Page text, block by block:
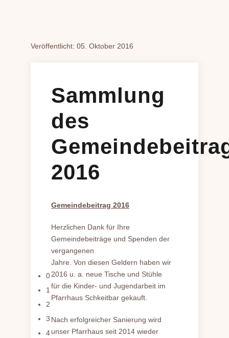
0
1
2
3
4
Veröffentlicht: 05. Oktober 2016
Sammlung
des
2016
Gemeindebeitrag 2016
Herzlichen Dank für Ihre
Gemeindebeiträge und Spenden der
vergangenen
Jahre. Von diesen Geldern haben wir
2016 u. a. neue Tische und Stühle
für die Kinder- und Jugendarbeit im
Pfarrhaus Schkeitbar gekauft.
Nach erfolgreicher Sanierung wird
unser Pfarrhaus seit 2014 wieder